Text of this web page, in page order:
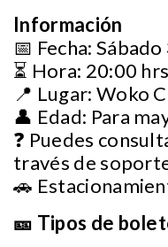
Información
📅 Fecha:
⏳ Hora: 20:00
📍 Lugar: Woko
👤 Edad: Para
❓ Puedes
través de
🚗
🎫 Tipos de